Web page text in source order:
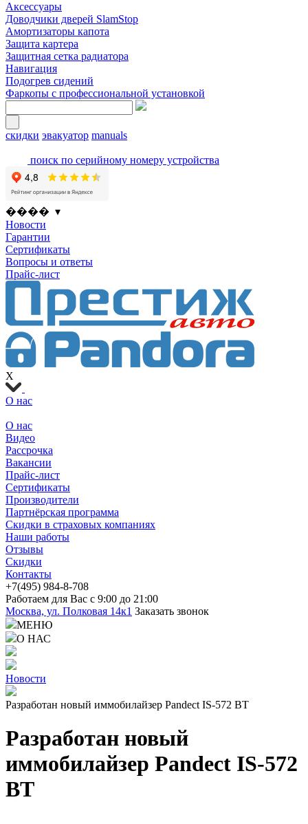
Аксессуары
Доводчики дверей SlamStop
Амортизаторы капота
Защита картера
Защитная сетка радиатора
Навигация
Подогрев сидений
Фаркопы с профессиональной установкой
скидки эвакуатор manuals
поиск по серийному номеру устройства
���� ▾
Новости
Гарантии
Сертификаты
Вопросы и ответы
Прайс-лист
X
О нас
О нас
Видео
Рассрочка
Вакансии
Прайс-лист
Сертификаты
Производители
Партнёрская программа
Скидки в страховых компаниях
Наши работы
Отзывы
Скидки
Контакты
+7(495) 984-8-708
Работаем для Вас с 9:00 до 21:00
Москва, ул. Полковая 14к1 Заказать звонок
МЕНЮ
О НАС
Новости
Разработан новый иммобилайзер Pandect IS-572 BT
Разработан новый
иммобилайзер Pandect IS-572
BT